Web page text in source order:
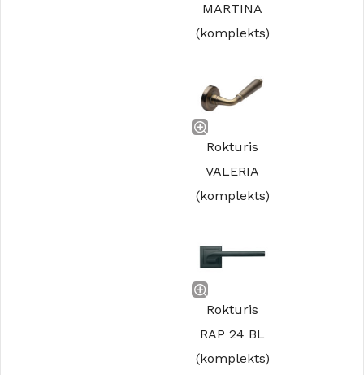
MARTINA
(komplekts)
Rokturis
VALERIA
(komplekts)
Rokturis
RAP 24 BL
(komplekts)